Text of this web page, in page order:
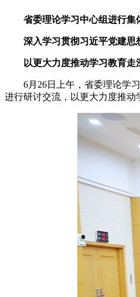
省委理论学习中心组进行集
深入学习贯彻习近平党建思
以更大力度推动学习教育走
6月26日上午，省委理论学习
进行研讨交流，以更大力度推动